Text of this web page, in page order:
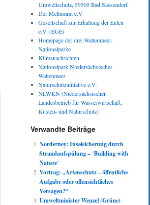
Umweltschutz, 59505 Bad Sassendorf
Der Mellumrat e.V.
Gesellschaft zur Erhaltung der Eulen
e.V. (EGE)
Homepage der drei Wattenmeer-
Nationalparke
Klimanachrichten
Nationalpark Niedersächsisches
Wattenmeer
Naturschutzinitiative e.V.
NLWKN (Niedersächsischer
Landesbetrieb für Wasserwirtschaft,
Küsten- und Naturschutz)
Verwandte Beiträge
Norderney: Inselsicherung durch
Strandaufspülung – ´Building with
Nature´
Vortrag: „Artenschutz – öffentliche
Aufgabe oder offensichtliches
Versagen?“
Umweltminister Wenzel (Grüne)